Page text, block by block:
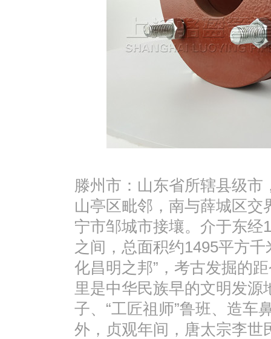
滕州市：山东省所辖县级市
山亭区毗邻，南与薛城区
宁市邹城市接壤。介于东经
之间，总面积约1495平方
化昌明之邦”，考古发掘的
里是中华民族早的文明发源
子、“工匠祖师”鲁班、造车
外，贞观年间，唐太宗李世